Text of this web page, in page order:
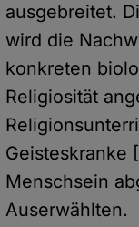
ausgebreitet.
wird die
konkreten
Religiosität
Geisteskranke
Menschsein
Auserwählten.